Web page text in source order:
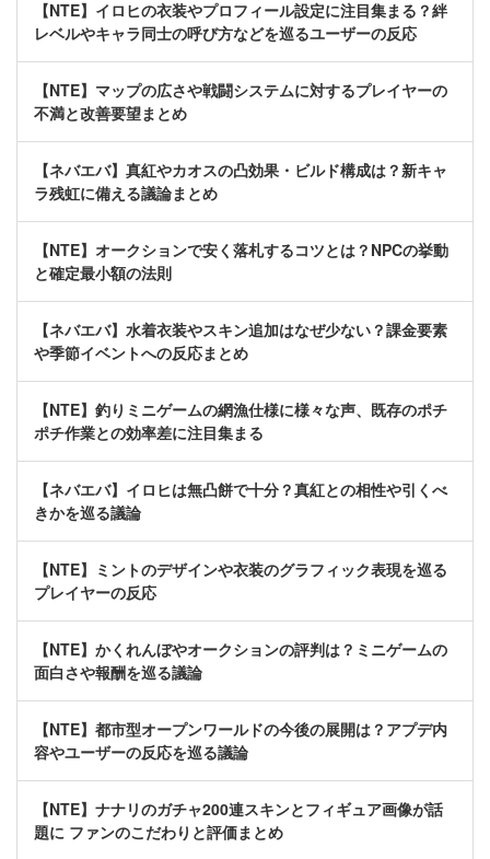
【NTE】イロヒの衣装やプロフィール設定に注目集まる？絆
レベルやキャラ同士の呼び方などを巡るユーザーの反応
【NTE】マップの広さや戦闘システムに対するプレイヤーの
不満と改善要望まとめ
【ネバエバ】真紅やカオスの凸効果・ビルド構成は？新キャ
ラ残虹に備える議論まとめ
【NTE】オークションで安く落札するコツとは？NPCの挙動
と確定最小額の法則
【ネバエバ】水着衣装やスキン追加はなぜ少ない？課金要素
や季節イベントへの反応まとめ
【NTE】釣りミニゲームの網漁仕様に様々な声、既存のポチ
ポチ作業との効率差に注目集まる
【ネバエバ】イロヒは無凸餅で十分？真紅との相性や引くべ
きかを巡る議論
【NTE】ミントのデザインや衣装のグラフィック表現を巡る
プレイヤーの反応
【NTE】かくれんぼやオークションの評判は？ミニゲームの
面白さや報酬を巡る議論
【NTE】都市型オープンワールドの今後の展開は？アプデ内
容やユーザーの反応を巡る議論
【NTE】ナナリのガチャ200連スキンとフィギュア画像が話
題に ファンのこだわりと評価まとめ